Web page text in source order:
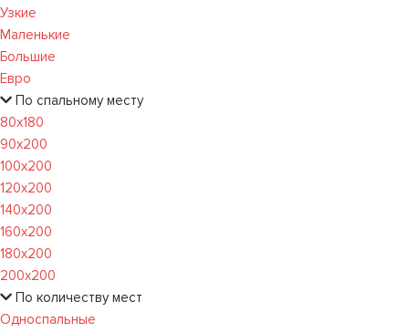
Узкие
Маленькие
Большие
Евро
По спальному месту
80х180
90х200
100х200
120x200
140х200
160х200
180х200
200х200
По количеству мест
Односпальные